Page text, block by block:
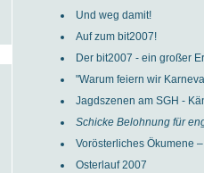
Und weg damit!
Auf zum bit2007!
Der bit2007 - ein großer
"Warum feiern wir
Jagdszenen am SGH -
Schicke Belohnung für
Vorösterliches Ökumene
Osterlauf 2007